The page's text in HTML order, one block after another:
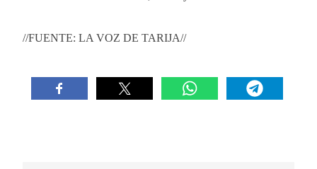
//FUENTE: LA VOZ DE TARIJA//